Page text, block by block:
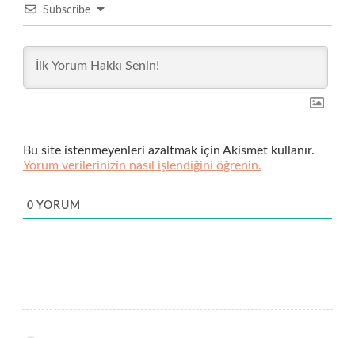
Subscribe
Bu site istenmeyenleri azaltmak için Akismet kullanır.
Yorum verilerinizin nasıl işlendiğini öğrenin.
0 YORUM